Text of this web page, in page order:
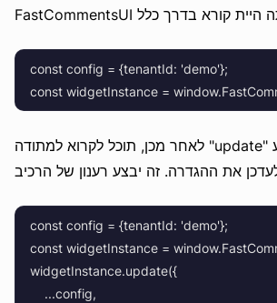
    const config = {tenantId: 'demo'};
לאחר מכן, תוכל לקרוא למתודה "update" על אובייקט המופע
    const config = {tenantId: 'demo'};
const widgetInstance =
    widgetInstance.update({
        ...config,